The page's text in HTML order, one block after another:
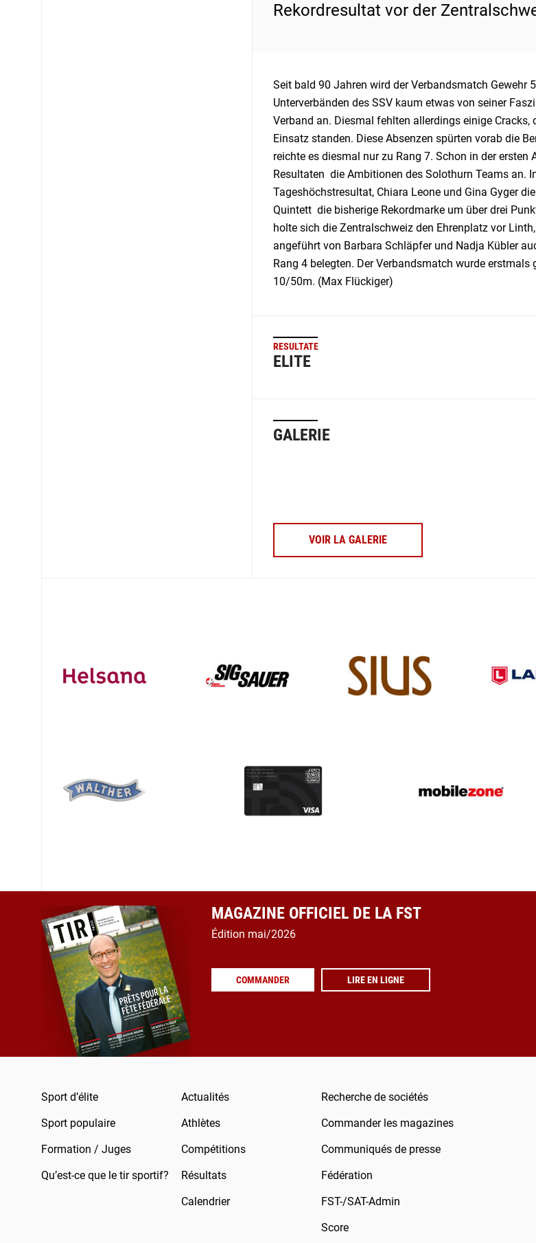
Rekordresultat vor der
Seit bald 90 Jahren wird der Verbandsmatch Gewehr
Unterverbänden des SSV kaum etwas von seiner
Verband an. Diesmal fehlten allerdings einige
Einsatz standen. Diese Absenzen spürten vorab die
reichte es diesmal nur zu Rang 7. Schon in der
Resultaten die Ambitionen des Solothurn Teams an.
Tageshöchstresultat, Chiara Leone und Gina Gyger
Quintett die bisherige Rekordmarke um über drei
holte sich die Zentralschweiz den Ehrenplatz vor
angeführt von Barbara Schläpfer und Nadja Kübler
Rang 4 belegten. Der Verbandsmatch wurde
10/50m. (Max Flückiger)
RESULTATE
ELITE
GALERIE
VOIR LA GALERIE
MAGAZINE OFFICIEL DE LA FST
Édition mai/2026
COMMANDER LIRE EN LIGNE
Sport d’élite
Sport populaire
Formation / Juges
Qu’est-ce que le tir sportif?
Actualités
Athlètes
Compétitions
Résultats
Calendrier
Recherche de sociétés
Commander les magazines
Communiqués de presse
Fédération
FST-/SAT-Admin
Score